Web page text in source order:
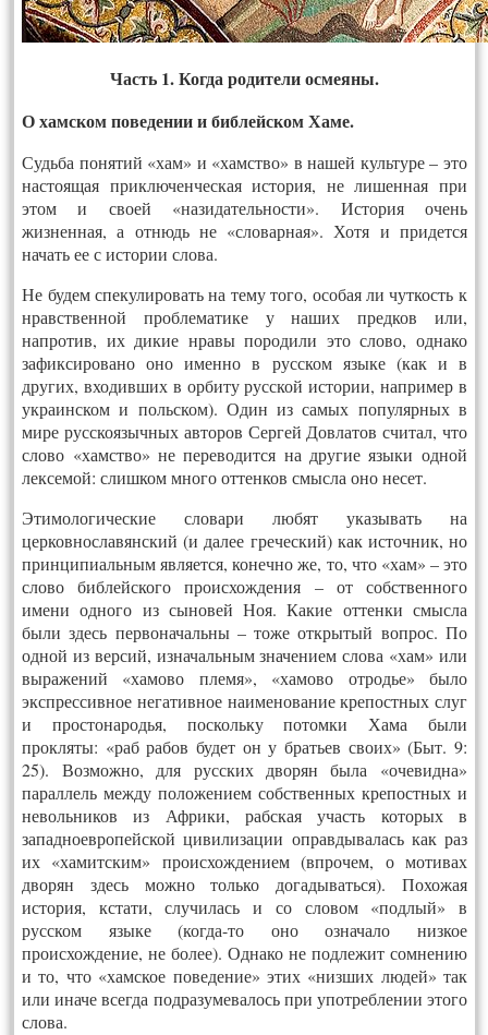
Часть 1. Когда родители осмеяны.
О хамском поведении и библейском Хаме.
Судьба понятий «хам» и «хамство» в нашей культуре – это
настоящая приключенческая история, не лишенная при
этом и своей «назидательности». История очень
жизненная, а отнюдь не «словарная». Хотя и придется
начать ее с истории слова.
Не будем спекулировать на тему того, особая ли чуткость к
нравственной проблематике у наших предков или,
напротив, их дикие нравы породили это слово, однако
зафиксировано оно именно в русском языке (как и в
других, входивших в орбиту русской истории, например в
украинском и польском). Один из самых популярных в
мире русскоязычных авторов Сергей Довлатов считал, что
слово «хамство» не переводится на другие языки одной
лексемой: слишком много оттенков смысла оно несет.
Этимологические словари любят указывать на
церковнославянский (и далее греческий) как источник, но
принципиальным является, конечно же, то, что «хам» – это
слово библейского происхождения – от собственного
имени одного из сыновей Ноя. Какие оттенки смысла
были здесь первоначальны – тоже открытый вопрос. По
одной из версий, изначальным значением слова «хам» или
выражений «хамово племя», «хамово отродье» было
экспрессивное негативное наименование крепостных слуг
и простонародья, поскольку потомки Хама были
прокляты: «раб рабов будет он у братьев своих» (Быт. 9:
25). Возможно, для русских дворян была «очевидна»
параллель между положением собственных крепостных и
невольников из Африки, рабская участь которых в
западноевропейской цивилизации оправдывалась как раз
их «хамитским» происхождением (впрочем, о мотивах
дворян здесь можно только догадываться). Похожая
история, кстати, случилась и со словом «подлый» в
русском языке (когда-то оно означало низкое
происхождение, не более). Однако не подлежит сомнению
и то, что «хамское поведение» этих «низших людей» так
или иначе всегда подразумевалось при употреблении этого
слова.